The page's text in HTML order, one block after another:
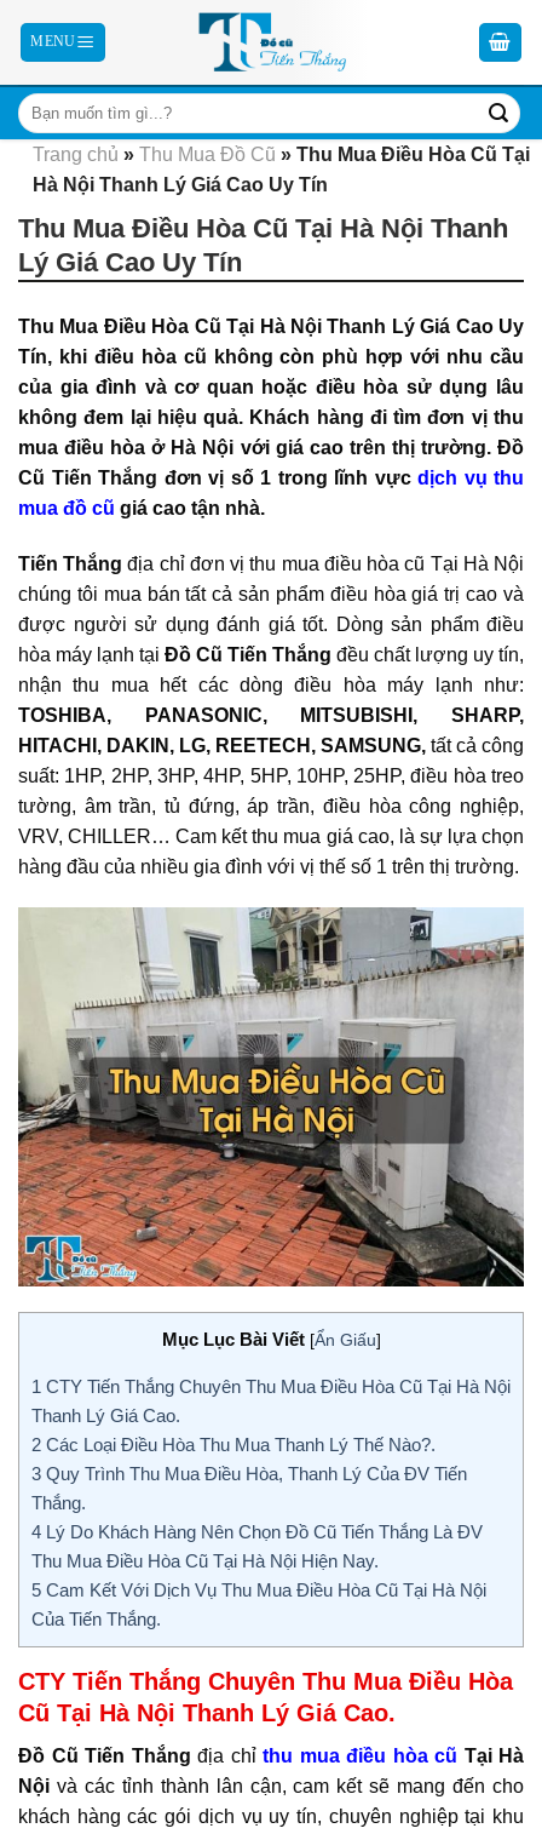
Trang chủ » Thu Mua Đồ Cũ » Thu Mua Điều Hòa Cũ Tại
Hà Nội Thanh Lý Giá Cao Uy Tín
Thu Mua Điều Hòa Cũ Tại Hà Nội Thanh
Lý Giá Cao Uy Tín
Thu Mua Điều Hòa Cũ Tại Hà Nội Thanh Lý Giá Cao Uy
Tín, khi điều hòa cũ không còn phù hợp với nhu cầu
của gia đình và cơ quan hoặc điều hòa sử dụng lâu
không đem lại hiệu quả. Khách hàng đi tìm đơn vị thu
mua điều hòa ở Hà Nội với giá cao trên thị trường. Đồ
Cũ Tiến Thắng đơn vị số 1 trong lĩnh vực dịch vụ thu
mua đồ cũ giá cao tận nhà.
Tiến Thắng địa chỉ đơn vị thu mua điều hòa cũ Tại Hà Nội
chúng tôi mua bán tất cả sản phẩm điều hòa giá trị cao và
được người sử dụng đánh giá tốt. Dòng sản phẩm điều
hòa máy lạnh tại Đồ Cũ Tiến Thắng đều chất lượng uy tín,
nhận thu mua hết các dòng điều hòa máy lạnh như:
TOSHIBA, PANASONIC, MITSUBISHI, SHARP,
HITACHI, DAKIN, LG, REETECH, SAMSUNG, tất cả công
suất: 1HP, 2HP, 3HP, 4HP, 5HP, 10HP, 25HP, điều hòa treo
tường, âm trần, tủ đứng, áp trần, điều hòa công nghiệp,
VRV, CHILLER… Cam kết thu mua giá cao, là sự lựa chọn
hàng đầu của nhiều gia đình với vị thế số 1 trên thị trường.
Mục Lục Bài Viết [Ẩn Giấu]
1 CTY Tiến Thắng Chuyên Thu Mua Điều Hòa Cũ Tại Hà Nội
Thanh Lý Giá Cao.
2 Các Loại Điều Hòa Thu Mua Thanh Lý Thế Nào?.
3 Quy Trình Thu Mua Điều Hòa, Thanh Lý Của ĐV Tiến
Thắng.
4 Lý Do Khách Hàng Nên Chọn Đồ Cũ Tiến Thắng Là ĐV
Thu Mua Điều Hòa Cũ Tại Hà Nội Hiện Nay.
5 Cam Kết Với Dịch Vụ Thu Mua Điều Hòa Cũ Tại Hà Nội
Của Tiến Thắng.
CTY Tiến Thắng Chuyên Thu Mua Điều Hòa
Cũ Tại Hà Nội Thanh Lý Giá Cao.
Đồ Cũ Tiến Thắng địa chỉ thu mua điều hòa cũ Tại Hà
Nội và các tỉnh thành lân cận, cam kết sẽ mang đến cho
khách hàng các gói dịch vụ uy tín, chuyên nghiệp tại khu